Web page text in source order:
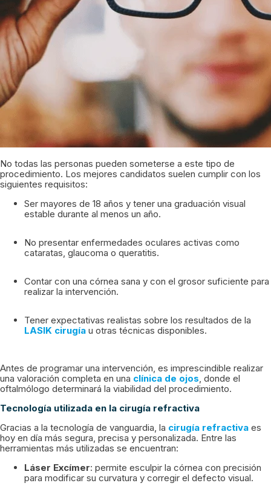
No todas las personas pueden someterse a este tipo de
procedimiento. Los mejores candidatos suelen cumplir con los
siguientes requisitos:
Ser mayores de 18 años y tener una graduación visual
estable durante al menos un año.
No presentar enfermedades oculares activas como
cataratas, glaucoma o queratitis.
Contar con una córnea sana y con el grosor suficiente para
realizar la intervención.
Tener expectativas realistas sobre los resultados de la
LASIK cirugía u otras técnicas disponibles.
Antes de programar una intervención, es imprescindible realizar
una valoración completa en una clínica de ojos, donde el
oftalmólogo determinará la viabilidad del procedimiento.
Tecnología utilizada en la cirugía refractiva
Gracias a la tecnología de vanguardia, la cirugía refractiva es
hoy en día más segura, precisa y personalizada. Entre las
herramientas más utilizadas se encuentran:
Láser Excímer: permite esculpir la córnea con precisión
para modificar su curvatura y corregir el defecto visual.